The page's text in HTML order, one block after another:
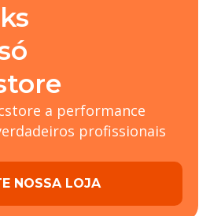
a performance
profissionais
NOSSA LOJA